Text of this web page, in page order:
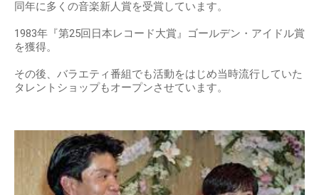
同年に多くの音楽新人賞を受賞しています。
1983年『第25回日本レコード大賞』ゴールデン・アイドル賞
を獲得。
その後、バラエティ番組でも活動をはじめ当時流行していた
タレントショップもオープンさせています。